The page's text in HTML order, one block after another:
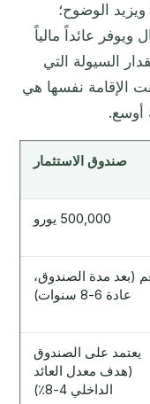
ويزيد الوضوح؛
عائداً مالياً
السيولة التي
الإقامة نفسها هي
أوسع.
صندوق الاستثمار
500,000 يورو
(بعد مدة الصندوق،
عادة 6-8 سنوات)
يعتمد على الصندوق
(هدف معدل العائد
الداخلي 4-8٪)